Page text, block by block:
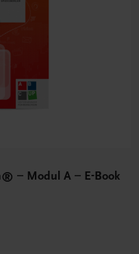
– Modul A – E-Book